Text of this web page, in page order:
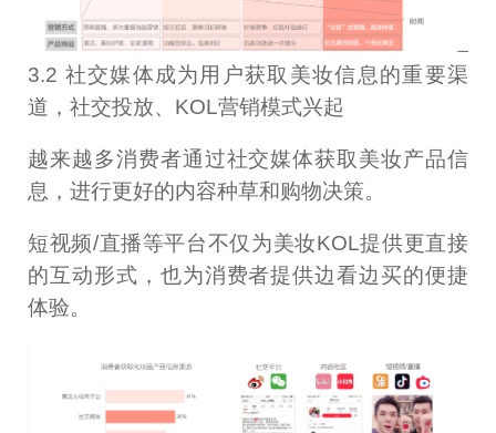
3.2 社交媒体成为用户获取美妆信息的重要渠
道，社交投放、KOL营销模式兴起
越来越多消费者通过社交媒体获取美妆产品信
息，进行更好的内容种草和购物决策。
短视频/直播等平台不仅为美妆KOL提供更直接
的互动形式，也为消费者提供边看边买的便捷
体验。